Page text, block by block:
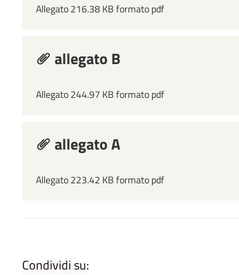
Allegato 216.38 KB formato pdf
allegato B
Allegato 244.97 KB formato pdf
allegato A
Allegato 223.42 KB formato pdf
Condividi su: